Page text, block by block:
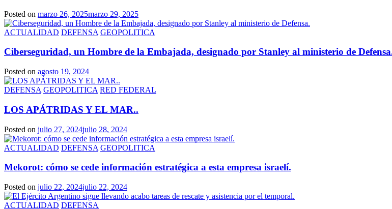
Posted on marzo 26, 2025marzo 29, 2025
ACTUALIDAD DEFENSA GEOPOLITICA
Ciberseguridad, un Hombre de la Embajada, designado por Stanley al ministerio de
Posted on agosto 19, 2024
DEFENSA GEOPOLITICA RED FEDERAL
LOS APÁTRIDAS Y EL MAR..
Posted on julio 27, 2024julio 28, 2024
ACTUALIDAD DEFENSA GEOPOLITICA
Mekorot: cómo se cede información estratégica a esta empresa israelí.
Posted on julio 22, 2024julio 22, 2024
ACTUALIDAD DEFENSA